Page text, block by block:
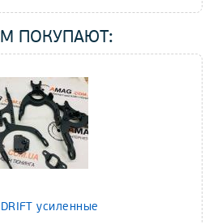
ПОКУПАЮТ:
усиленные